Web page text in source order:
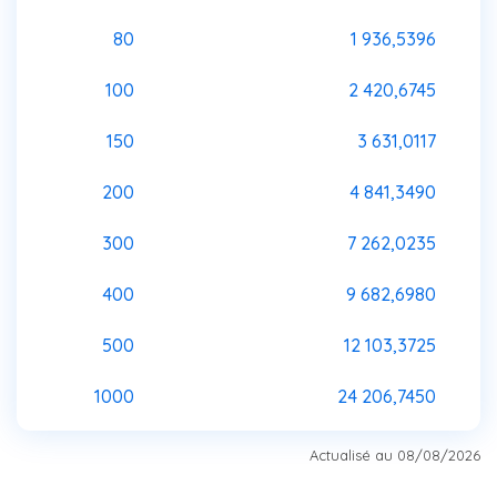
80 1 936,5396
100 2 420,6745
150 3 631,0117
200 4 841,3490
300 7 262,0235
400 9 682,6980
500 12 103,3725
1000 24 206,7450
Actualisé au 08/08/2026